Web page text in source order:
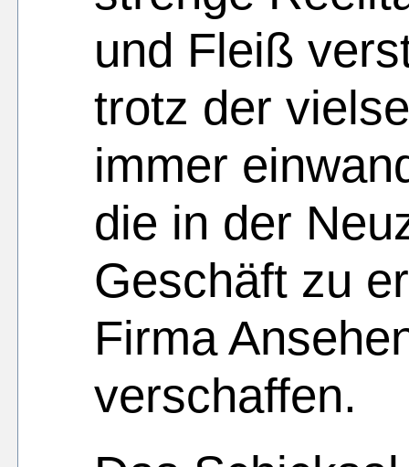
und Fleiß
trotz der
immer
die in der
Geschäft zu
Firma
verschaffen.